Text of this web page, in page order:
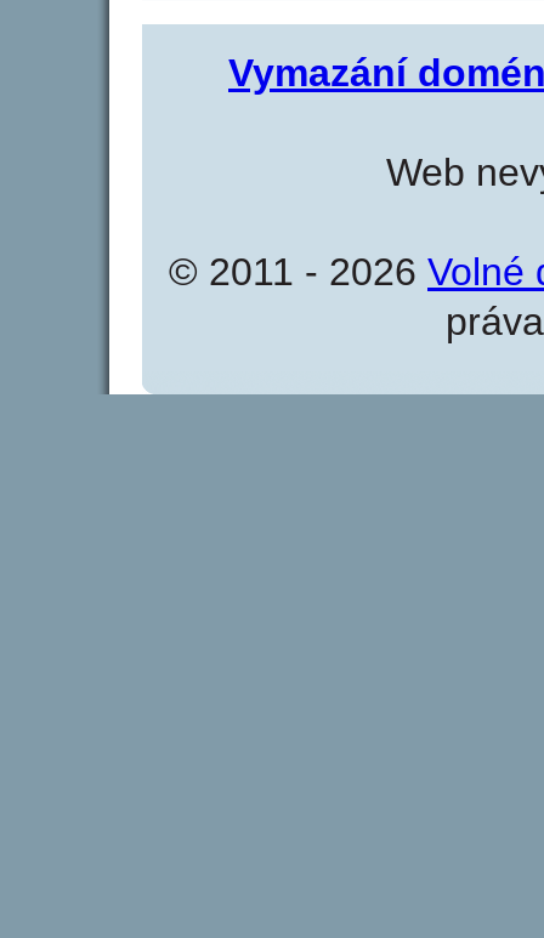
Vymazání
Web
© 2011 - 2026 Volné